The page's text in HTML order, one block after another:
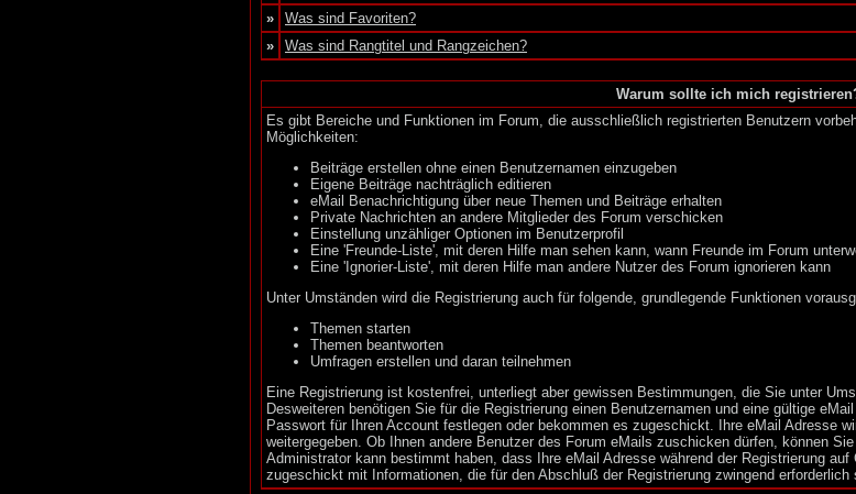
»
Was sind Favoriten?
»
Was sind Rangtitel und Rangzeichen?
Warum sollte ich mich
Es gibt Bereiche und Funktionen im Forum, die ausschließlich registrierten Benutzern
Möglichkeiten:
Beiträge erstellen ohne einen Benutzernamen einzugeben
Eigene Beiträge nachträglich editieren
eMail Benachrichtigung über neue Themen und Beiträge erhalten
Private Nachrichten an andere Mitglieder des Forum verschicken
Einstellung unzähliger Optionen im Benutzerprofil
Eine 'Freunde-Liste', mit deren Hilfe man sehen kann, wann Freunde im Forum
Eine 'Ignorier-Liste', mit deren Hilfe man andere Nutzer des Forum ignorieren kann
Unter Umständen wird die Registrierung auch für folgende, grundlegende Funktionen
Themen starten
Themen beantworten
Umfragen erstellen und daran teilnehmen
Eine Registrierung ist kostenfrei, unterliegt aber gewissen Bestimmungen, die Sie unter
Desweiteren benötigen Sie für die Registrierung einen Benutzernamen und eine gültige
Passwort für Ihren Account festlegen oder bekommen es zugeschickt. Ihre eMail Adresse
weitergegeben. Ob Ihnen andere Benutzer des Forum eMails zuschicken dürfen, können
Administrator kann bestimmt haben, dass Ihre eMail Adresse während der Registrierung
zugeschickt mit Informationen, die für den Abschluß der Registrierung zwingend erforderlich